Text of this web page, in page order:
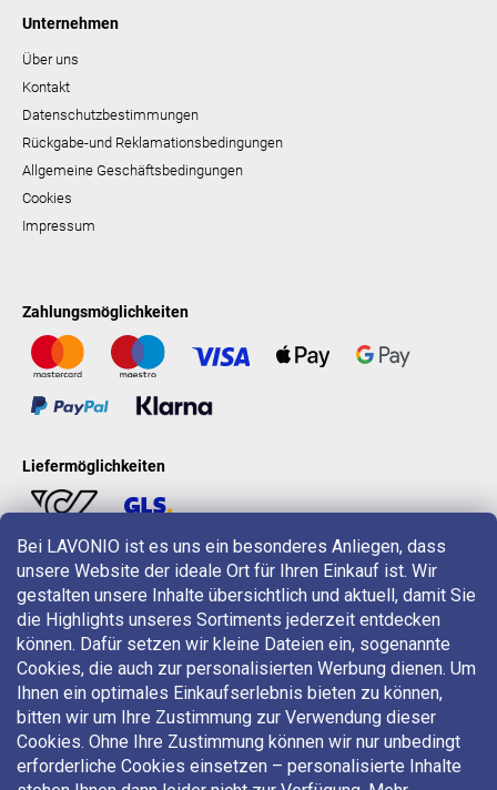
Bei LAVONIO ist es uns ein besonderes Anliegen, dass
unsere Website der ideale Ort für Ihren Einkauf ist. Wir
gestalten unsere Inhalte übersichtlich und aktuell, damit Sie
die Highlights unseres Sortiments jederzeit entdecken
können. Dafür setzen wir kleine Dateien ein, sogenannte
Cookies, die auch zur personalisierten Werbung dienen. Um
Ihnen ein optimales Einkaufserlebnis bieten zu können,
bitten wir um Ihre Zustimmung zur Verwendung dieser
Cookies. Ohne Ihre Zustimmung können wir nur unbedingt
erforderliche Cookies einsetzen – personalisierte Inhalte
Unternehmen
Über uns
Kontakt
Datenschutzbestimmungen
Rückgabe-und Reklamationsbedingungen
Allgemeine Geschäftsbedingungen
Cookies
Impressum
Zahlungsmöglichkeiten
Liefermöglichkeiten
LAVONIO in der Welt
Für Aktionen, Gewinnspiele und Rabatte folgen Sie uns auf: